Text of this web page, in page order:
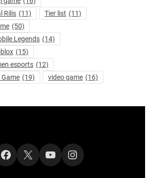
Rilis (11) Tier list (11)
(50)
Legends (14)
(15)
esports (12)
Game (19) video game (16)
Facebook
X YouTubeInstagram